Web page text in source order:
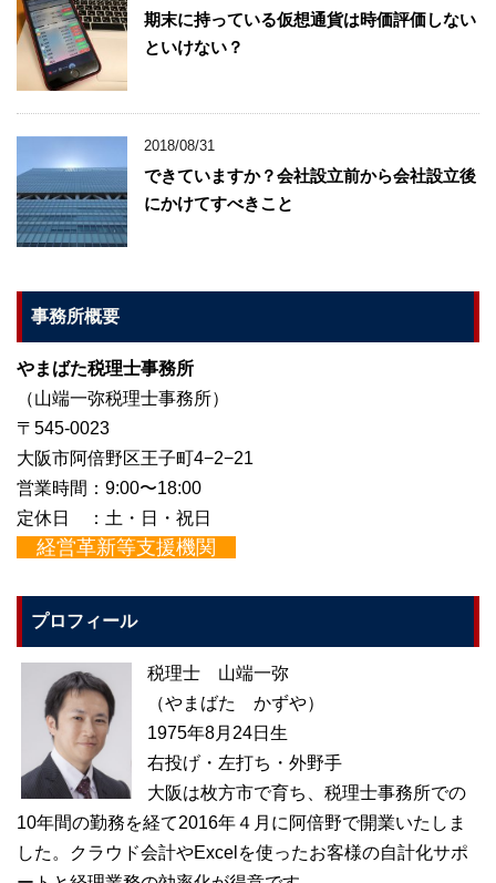
期末に持っている仮想通貨は時価評価しない
といけない？
2018/08/31
できていますか？会社設立前から会社設立後
にかけてすべきこと
事務所概要
やまばた税理士事務所
（山端一弥税理士事務所）
〒545-0023
大阪市阿倍野区王子町4−2−21
営業時間：9:00〜18:00
定休日 ：土・日・祝日
経営革新等支援機関
プロフィール
税理士 山端一弥
（やまばた かずや）
1975年8月24日生
右投げ・左打ち・外野手
大阪は枚方市で育ち、税理士事務所での
10年間の勤務を経て2016年４月に阿倍野で開業いたしま
した。クラウド会計やExcelを使ったお客様の自計化サポ